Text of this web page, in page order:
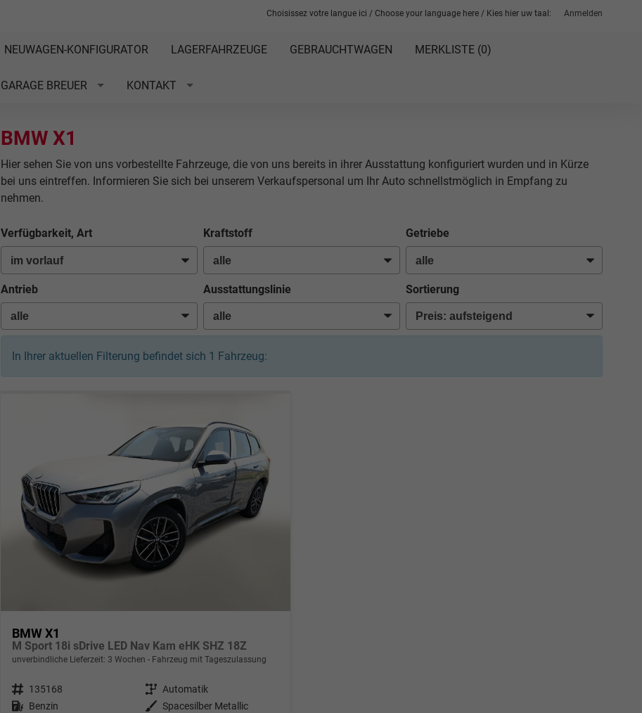
Anmelden
Choisissez votre langue ici / Choose your language here / Kies hier uw taal:
NEUWAGEN-KONFIGURATOR LAGERFAHRZEUGE GEBRAUCHTWAGEN MERKLISTE (0)
GARAGE BREUER KONTAKT
BMW X1
Hier sehen Sie von uns vorbestellte Fahrzeuge, die von uns bereits in ihrer Ausstattung konfiguriert wurden und in Kürze
bei uns eintreffen. Informieren Sie sich bei unserem Verkaufspersonal um Ihr Auto schnellstmöglich in Empfang zu
nehmen.
Verfügbarkeit, Art Kraftstoff Getriebe
Antrieb Ausstattungslinie Sortierung
In Ihrer aktuellen Filterung befindet sich 1 Fahrzeug:
BMW X1
M Sport 18i sDrive LED Nav Kam eHK SHZ 18Z
unverbindliche Lieferzeit: 3 Wochen Fahrzeug mit Tageszulassung
Fahrzeugnr. 135168 Getriebe Automatik
Kraftstoff Benzin Außenfarbe Spacesilber Metallic